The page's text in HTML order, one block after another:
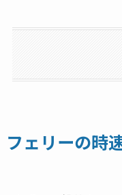
フェリーの時